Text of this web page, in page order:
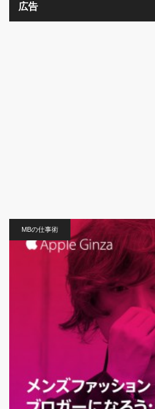
広告
MBの仕事術